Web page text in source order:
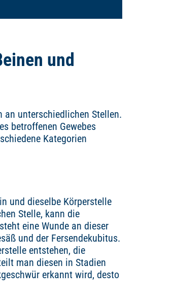
und
an unterschiedlichen Stellen.
betroffenen Gewebes
Kategorien
und dieselbe Körperstelle
Stelle, kann die
eine Wunde an dieser
und der Fersendekubitus.
entstehen, die
man diesen in Stadien
erkannt wird, desto